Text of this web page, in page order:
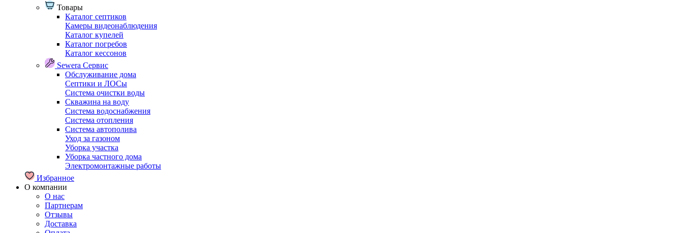
Товары
Каталог септиков
Камеры видеонаблюдения
Каталог купелей
Каталог погребов
Каталог кессонов
Sewera Сервис
Обслуживание дома
Септики и ЛОСы
Система очистки воды
Скважина на воду
Система водоснабжения
Система отопления
Система автополива
Уход за газоном
Уборка участка
Уборка частного дома
Электромонтажные работы
Избранное
О компании
О нас
Партнерам
Отзывы
Доставка